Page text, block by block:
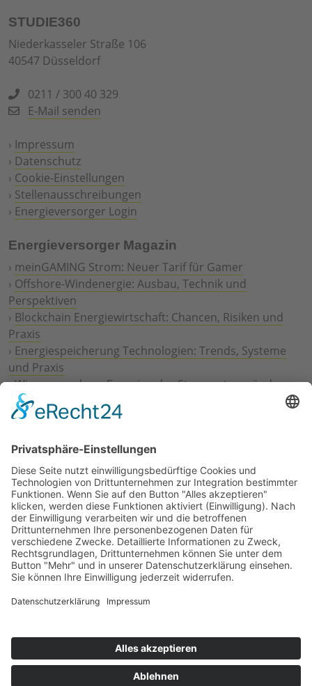
STUDIE360
Niederkasseler Straße 106
40547 Düsseldorf
0211 / 300 40 329
E-Mail senden
› Impressum
› Datenschutz
› Cookie-Einstellungen
› Stellenausschreibungen
› Energieversorger Login
Energieversorger Magazin
› meinGAMING Strom: Neuer Tarif für Gamer
› Offshore-Windenergie: Ausbau, Technik und
Perspektiven
› Blockchain Energiewirtschaft: Chancen, Risiken und
Praxis
› Energiespeicherung Technologien: Trends, Systeme
und Praxis
›Wie erneuerbare Energien das Stromnetz verändern
Digitalisierung Energiewirtschaft: Effizienz, Netze und
Prozesse
Geschäftsmodelle
›Vorstandswechsel Westenergie: Böddeling übernimmt
befristet
›Wasserstoff-Hochlauf: Dialog, Infrastruktur und
konkrete Schritte
›Solaranlage Regenbogenfarben: FC St. Pauli und
LichtBlick installieren erste weltweite Anlage
Jetzt an der STUDIE360 teilnehmen
Wir möchten Transparenz mit einheitlichen Kriterien
kostenlose Teilnahme wichtig. Die Ergebnisse werden
umgehend nach Teilnahme und Auswertung auf
unserer Webseite zur Verfügung gestellt.